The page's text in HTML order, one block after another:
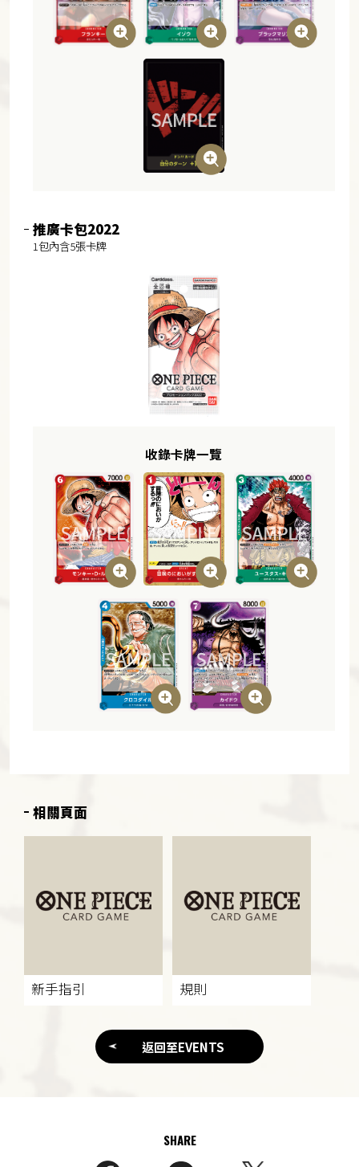
推廣卡包2022
1包內含5張卡牌
收錄卡牌一覽
相關頁面
新手指引 規則
返回至EVENTS
SHARE